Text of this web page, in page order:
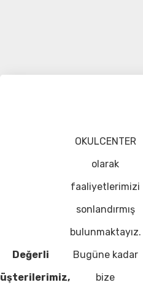
Değerli
OKULCENTER
olarak
faaliyetlerimizi
sonlandırmış
bulunmaktayız.
Bugüne kadar
bize